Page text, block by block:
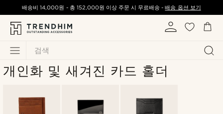
검색
배송비14,000원 - 총 152,000원 이상 주문 시 무료배송 -배송 옵션 보기
개인화 및 새겨진 카드 홀더